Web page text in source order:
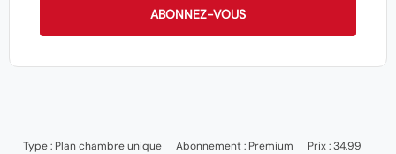
ABONNEZ-VOUS
Type : Plan chambre unique Abonnement : Premium Prix : 34.99